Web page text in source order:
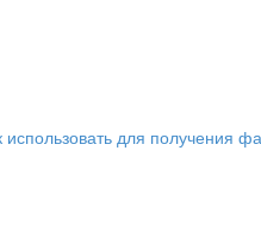
для получения